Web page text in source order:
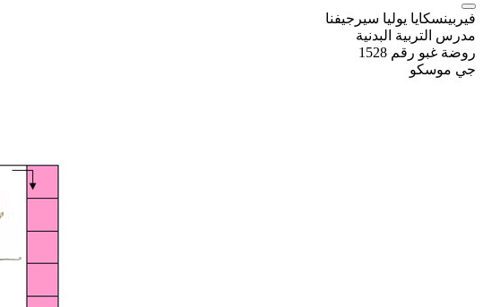
فيربينسكايا يوليا سيرجيفنا
مدرس التربية البدنية
روضة غبو رقم 1528
جي موسكو